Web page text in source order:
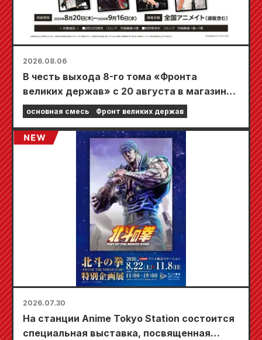
2026.08.06
В честь выхода 8-го тома «Фронта
великих держав» с 20 августа в магазинах
Animate по всей стране пройдет
ограниченная по времени ярмарка, где вы
сможете получить специально
разработанную мини-карту (всего 4 вида)!
основная смесь Фронт великих держав
2026.07.30
На станции Anime Tokyo Station состоится
специальная выставка, посвященная